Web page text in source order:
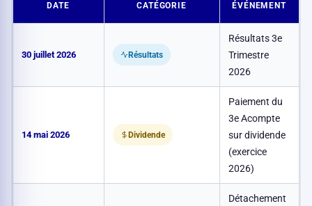
DATE CATÉGORIE ÉVÉNEMENT
30 juillet 2026 Résultats
Résultats 3e
Trimestre
2026
14 mai 2026 Dividende
Paiement du
3e Acompte
sur dividende
(exercice
2026)
Détachement